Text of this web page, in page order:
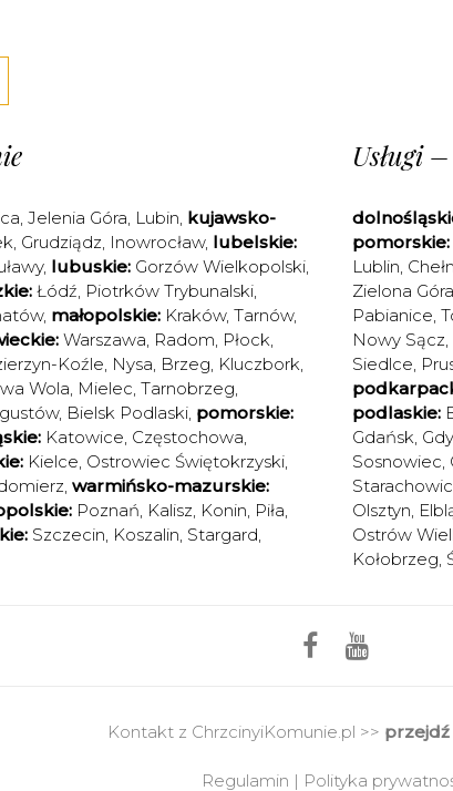
, Jelenia Góra, Lubin, kujawsko-
, Grudziądz, Inowrocław, lubelskie:
, lubuskie: Gorzów Wielkopolski,
Łódź, Piotrków Trybunalski,
, małopolskie: Kraków, Tarnów,
Warszawa, Radom, Płock,
Koźle, Nysa, Brzeg, Kluczbork,
Wola, Mielec, Tarnobrzeg,
, Bielsk Podlaski, pomorskie:
Katowice, Częstochowa,
Kielce, Ostrowiec Świętokrzyski,
, warmińsko-mazurskie:
Poznań, Kalisz, Konin, Piła,
Szczecin, Koszalin, Stargard,
Usługi
pomorskie:
Lublin,
Zielona Góra
Pabianice,
Nowy Sącz,
Siedlce,
podlaskie:
Gdańsk,
Sosnowiec,
Olsztyn,
Ostrów
Kołobrzeg,
Kontakt z ChrzcinyiKomunie.pl >>
Regulamin | Polityka